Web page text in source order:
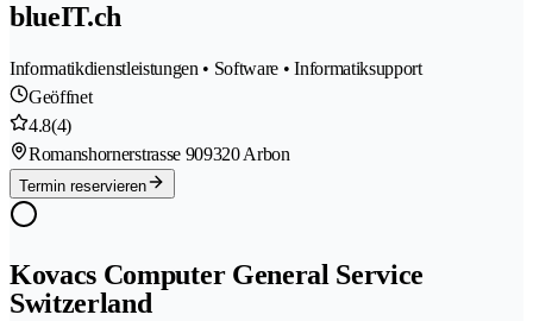
blueIT.ch
Informatikdienstleistungen • Software • Informatiksupport
Geöffnet
4.8(4)
Romanshornerstrasse 909320 Arbon
Termin reservieren
Kovacs Computer General Service
Switzerland